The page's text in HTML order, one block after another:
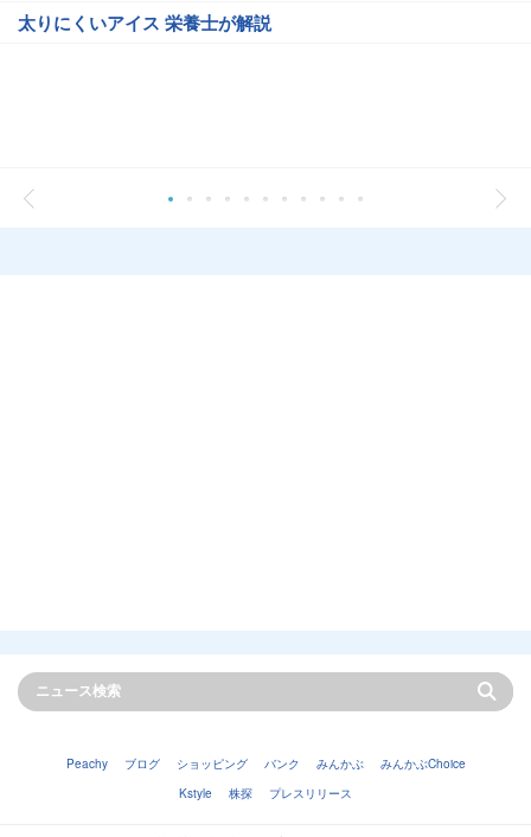
太りにくいアイス 栄養士が解説
Peachy ブログ ショッピング バンク みんかぶ
みんかぶChoice
Kstyle
株探 プレスリリース